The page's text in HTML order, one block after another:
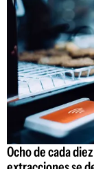
Ocho de cada